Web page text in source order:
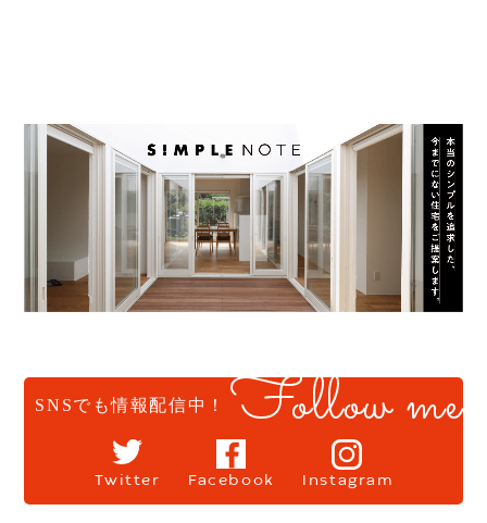
SNSでも情報配信中！ Follow me
Twitter Facebook Instagram